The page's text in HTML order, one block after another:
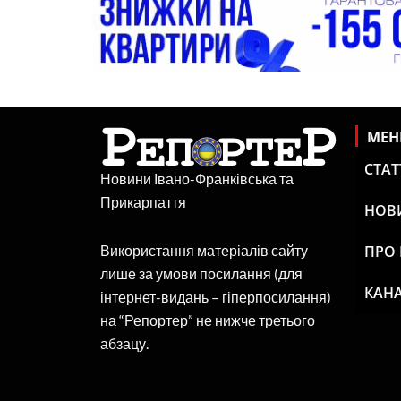
Новини Івано-Франківська та
Прикарпаття
Використання матеріалів сайту
лише за умови посилання (для
інтернет-видань – гіперпосилання)
на “Репортер” не нижче третього
абзацу.
ПРО